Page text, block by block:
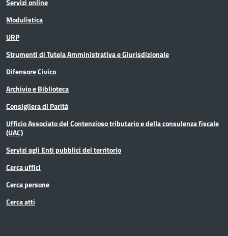
Servizi online
Modulistica
URP
Strumenti di Tutela Amministrativa e Giurisdizionale
Difensore Civico
Archivio e Biblioteca
Consigliera di Parità
Ufficio Associato del Contenzioso tributario e della consulenza fiscale
(UAC)
Servizi agli Enti pubblici del territorio
Cerca uffici
Cerca persone
Cerca atti